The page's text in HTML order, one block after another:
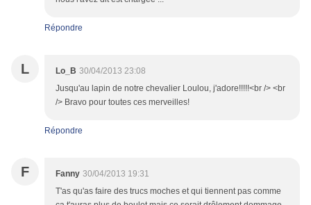
Répondre
L Lo_B 30/04/2013 23:08
Jusqu'au lapin de notre chevalier Loulou, j'adore!!!!!<br /> <br
/> Bravo pour toutes ces merveilles!
Répondre
F Fanny 30/04/2013 19:31
T'as qu'as faire des trucs moches et qui tiennent pas comme